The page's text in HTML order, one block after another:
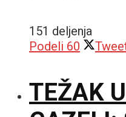
151 deljenja
Podeli 60
TEŽAK